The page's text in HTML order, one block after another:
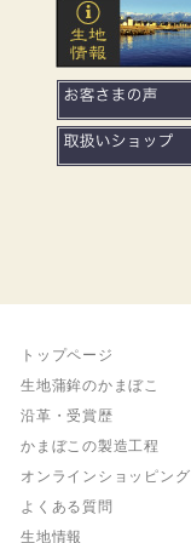
トップページ
生地蒲鉾のかまぼこ
沿革・受賞歴
かまぼこの製造工程
オンラインショッピング
よくある質問
生地情報